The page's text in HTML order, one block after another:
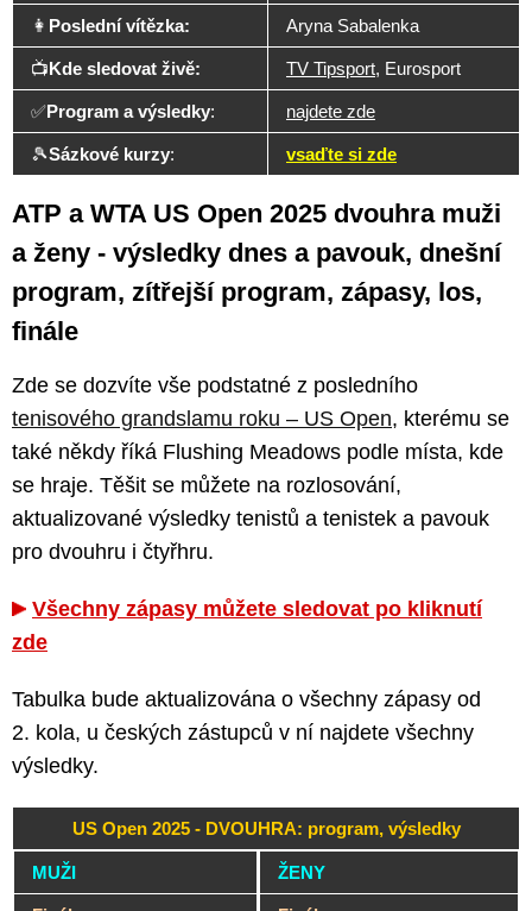
👩 Poslední vítězka: Aryna Sabalenka
📺Kde sledovat živě: TV Tipsport, Eurosport
✅Program a výsledky: najdete zde
🎾Sázkové kurzy: vsaďte si zde
ATP a WTA US Open 2025 dvouhra muži
a ženy - výsledky dnes a pavouk, dnešní
program, zítřejší program, zápasy, los,
finále
Zde se dozvíte vše podstatné z posledního
tenisového grandslamu roku – US Open, kterému se
také někdy říká Flushing Meadows podle místa, kde
se hraje. Těšit se můžete na rozlosování,
aktualizované výsledky tenistů a tenistek a pavouk
pro dvouhru i čtyřhru.
Všechny zápasy můžete sledovat po kliknutí
zde
Tabulka bude aktualizována o všechny zápasy od
2. kola, u českých zástupců v ní najdete všechny
výsledky.
US Open 2025 - DVOUHRA: program, výsledky
MUŽI ŽENY